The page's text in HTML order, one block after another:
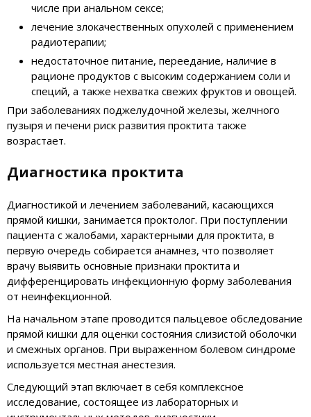
числе при анальном сексе;
лечение злокачественных опухолей с применением
радиотерапии;
недостаточное питание, переедание, наличие в
рационе продуктов с высоким содержанием соли и
специй, а также нехватка свежих фруктов и овощей.
При заболеваниях поджелудочной железы, желчного
пузыря и печени риск развития проктита также
возрастает.
Диагностика проктита
Диагностикой и лечением заболеваний, касающихся
прямой кишки, занимается проктолог. При поступлении
пациента с жалобами, характерными для проктита, в
первую очередь собирается анамнез, что позволяет
врачу выявить основные признаки проктита и
дифференцировать инфекционную форму заболевания
от неинфекционной.
На начальном этапе проводится пальцевое обследование
прямой кишки для оценки состояния слизистой оболочки
и смежных органов. При выраженном болевом синдроме
используется местная анестезия.
Следующий этап включает в себя комплексное
исследование, состоящее из лабораторных и